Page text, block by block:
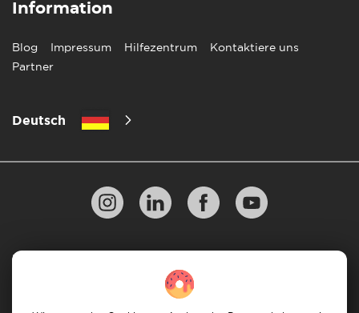
Information
Blog Impressum Hilfezentrum
Kontaktiere uns
Partner
Deutsch
Datenschutzbestimmungen
10 Regeln für einen erfolgreichen Umzug